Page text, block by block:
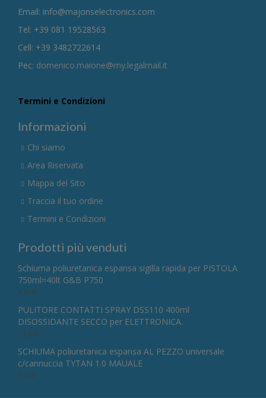
Email: info@majonselectronics.com
Tel: +39 081 19528563
Cell: +39 3482722614
Pec: domenico.maione@my.legalmail.it
Termini e Condizioni
Informazioni
Chi siamo
Area Riservata
Mappa del Sito
Traccia il tuo ordine
Termini e Condizioni
Prodotti più venduti
Schiuma poliuretanica espansa sigilla rapida per PISTOLA
750ml=40lt G&B P750
4,67€
PULITORE CONTATTI SPRAY DSS110 400ml
DISOSSIDANTE SECCO per ELETTRONICA.
14,87€
SCHIUMA poliuretanica espansa AL PEZZO universale
c/cannuccia TYTAN 1.0 MAUALE
5,49€